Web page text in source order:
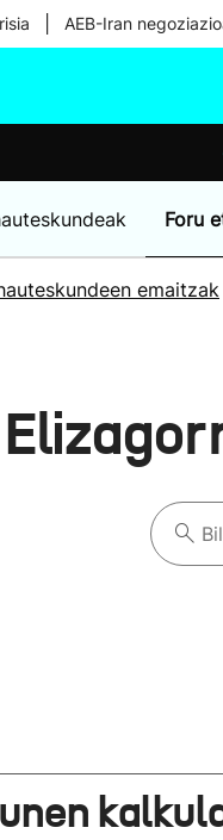
AEB-Iran
Foru
emaitzak